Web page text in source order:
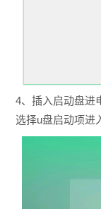
4、插入启动盘进
选择u盘启动项进